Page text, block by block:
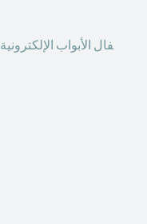
فال الأبواب الإلكترونية